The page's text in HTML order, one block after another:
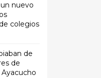
nuevo
colegios
de
de